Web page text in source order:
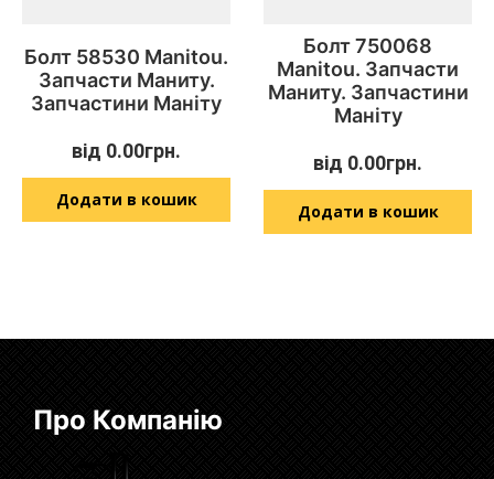
Болт 58530 Manitou.
Запчасти Маниту.
Запчастини Маніту
від 0.00грн.
Додати в кошик
Болт 750068
Manitou. Запчасти
Маниту. Запчастини
Маніту
від 0.00грн.
Додати в кошик
Про Компанію